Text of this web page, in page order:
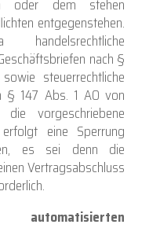
oder dem stehen
entgegenstehen.
nach §
steuerrechtliche
§ 147 Abs. 1 AO von
vorgeschriebene
eine Sperrung
es sei denn die
Vertragsabschluss